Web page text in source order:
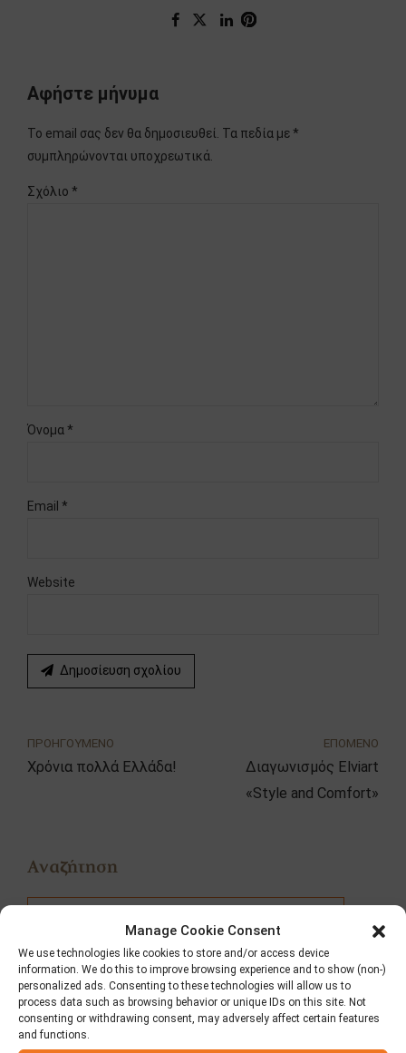
Manage Cookie Consent
We use technologies like cookies to store and/or access device
information. We do this to improve browsing experience and to show (non-)
personalized ads. Consenting to these technologies will allow us to
process data such as browsing behavior or unique IDs on this site. Not
consenting or withdrawing consent, may adversely affect certain features
and functions.
Αφήστε μήνυμα
Το email σας δεν θα δημοσιευθεί. Τα πεδία με *
συμπληρώνονται υποχρεωτικά.
Σχόλιο *
Όνομα *
Email *
Website
Δημοσίευση σχολίου
ΠΡΟΗΓΟΥΜΕΝΟ
Χρόνια πολλά Ελλάδα!
ΕΠΟΜΕΝΟ
Διαγωνισμός Elviart
«Style and Comfort»
Αναζήτηση
Κατηγορίες
Fooding